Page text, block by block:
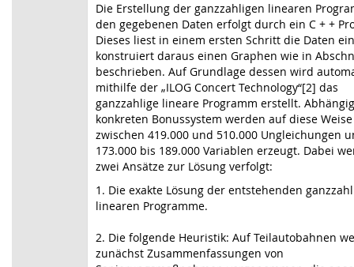
Die Erstellung der ganzzahligen linearen
den gegebenen Daten erfolgt durch ein C + +
Dieses liest in einem ersten Schritt die Daten
konstruiert daraus einen Graphen wie in
beschrieben. Auf Grundlage dessen wird
mithilfe der „ILOG Concert Technology“[2] das
ganzzahlige lineare Programm erstellt.
konkreten Bonussystem werden auf diese Weise
zwischen 419.000 und 510.000 Ungleichungen
173.000 bis 189.000 Variablen erzeugt. Dabei
zwei Ansätze zur Lösung verfolgt:
1. Die exakte Lösung der entstehenden
linearen Programme.
2. Die folgende Heuristik: Auf Teilautobahnen
zunächst Zusammenfassungen von